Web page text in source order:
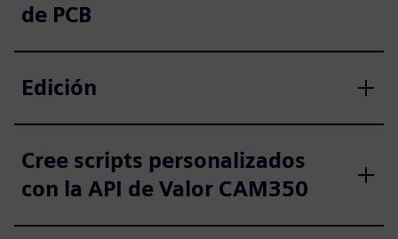
de PCB
Edición
Cree scripts personalizados
con la API de Valor CAM350